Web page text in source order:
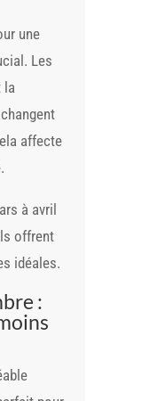
une
Les
la
affecte
à avril
offrent
idéales.
: